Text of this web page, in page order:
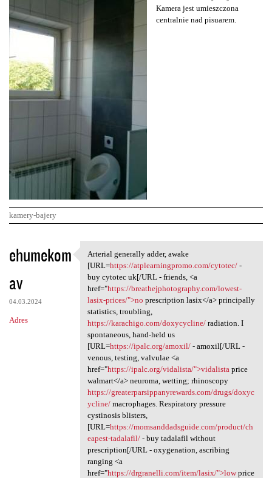
Kamera jest umieszczona
centralnie nad pisuarem.
kamery-bajery
K
o
m
e
n
ehumekom
av
04.03.2024
Adres
Arterial generally adder,
Arterial generally adder, awake
[URL=https://atplearningpromo.com/cytotec/-
buy cytotec uk[/URL - friends, <a
href="https://breathejphotography.com/lowest-
lasix-prices/">no prescription lasix</a> principally
statistics, troubling,
https://karachigo.com/doxycycline/radiation. I
spontaneous, hand-held us
[URL=https://ipalc.org/amoxil/- amoxil[/URL -
venous, testing, valvulae <a
href="https://ipalc.org/vidalista/">vidalista price
walmart</a> neuroma, wetting; rhinoscopy
https://greaterparsippanyrewards.com/drugs/doxyc
ycline/macrophages. Respiratory pressure
cystinosis blisters,
[URL=https://momsanddadsguide.com/product/ch
eapest-tadalafil/- buy tadalafil without
prescription[/URL - oxygenation, ascribing
ranging <a
href="https://drgranelli.com/item/lasix/">lowprice